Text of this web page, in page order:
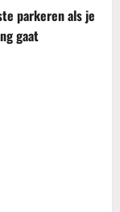
parkeren als je
gaat